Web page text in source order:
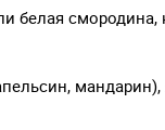
белая